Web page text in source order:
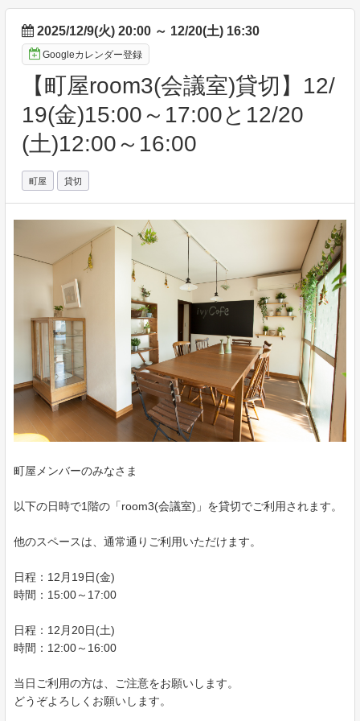
2025/12/9(火) 20:00 ～ 12/20(土) 16:30
Googleカレンダー登録
【町屋room3(会議室)貸切】12/
19(金)15:00～17:00と12/20
(土)12:00～16:00
町屋 貸切
町屋メンバーのみなさま
以下の日時で1階の「room3(会議室)」を貸切でご利用されます。
他のスペースは、通常通りご利用いただけます。
日程：12月19日(金)
時間：15:00～17:00
日程：12月20日(土)
時間：12:00～16:00
当日ご利用の方は、ご注意をお願いします。
どうぞよろしくお願いします。